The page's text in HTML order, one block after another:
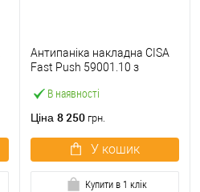
В наявності
Антипаніка накладна CISA
Fast Push 59001.10 з
мм червона
Ціна 8 250 грн.
У кошик
Купити в 1 клік